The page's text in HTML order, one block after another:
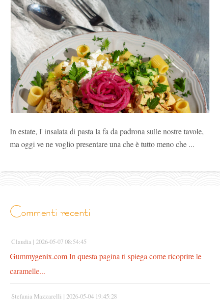
In estate, l' insalata di pasta la fa da padrona sulle nostre tavole,
ma oggi ve ne voglio presentare una che è tutto meno che ...
commenti recenti
Claudia | 2026-05-07 08:54:45
Gummygenix.com In questa pagina ti spiega come ricoprire le
caramelle...
Stefania Mazzarelli | 2026-05-04 19:45:28